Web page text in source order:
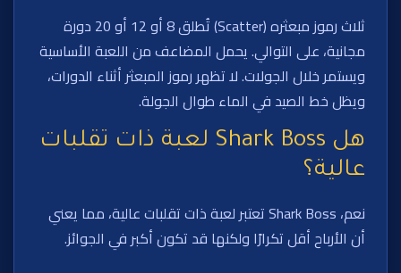
ثلاث رموز مبعثره (Scatter) تُطلق 8 أو 12 أو 20 دورة
مجانية، على التوالي. يحمل المضاعف من اللعبة الأساسية
ويستمر خلال الجولات. لا تظهر رموز المبعثر أثناء الدورات،
ويظل خط الصيد في الماء طوال الجولة.
هل Shark Boss لعبة ذات تقلبات
عالية؟
نعم، Shark Boss تعتبر لعبة ذات تقلبات عالية، مما يعني
أن الأرباح أقل تكرارًا ولكنها قد تكون أكبر في الجوائز.